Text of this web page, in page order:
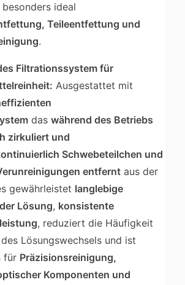
besonders ideal
Teileentfettung und
.
Filtrationssystem für
Ausgestattet mit
daswährend des Betriebs
zirkuliert und
Schwebeteilchen und
entfernt aus der
gewährleistet langlebige
Lösung, konsistente
, reduziert die Häufigkeit
Lösungswechsels und ist
für Präzisionsreinigung,
Komponenten und